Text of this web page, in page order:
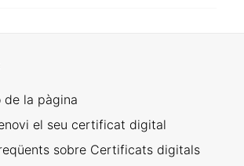
de la pàgina
el seu certificat digital
sobre Certificats digitals